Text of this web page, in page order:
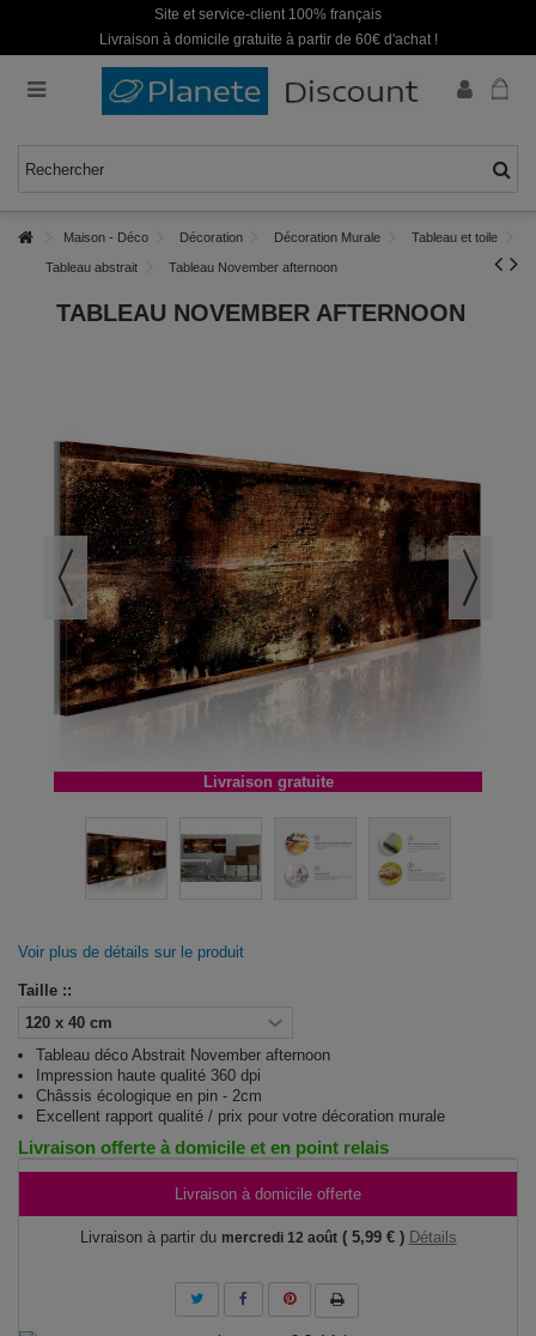
Site et service-client 100% français
Livraison à domicile gratuite à partir de 60€ d'achat !
Maison - Déco Décoration Décoration Murale Tableau et toile
Tableau abstrait Tableau November afternoon
TABLEAU NOVEMBER AFTERNOON
Livraison gratuite
Voir plus de détails sur le produit
Taille ::
Tableau déco Abstrait November afternoon
Impression haute qualité 360 dpi
Châssis écologique en pin - 2cm
Excellent rapport qualité / prix pour votre décoration murale
Livraison offerte à domicile et en point relais
Livraison à domicile offerte
Livraison à partir du mercredi 12 août ( 5,99 € ) Détails